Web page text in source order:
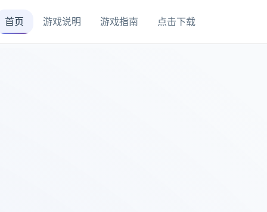
首页 游戏说明 游戏指南 点击下载